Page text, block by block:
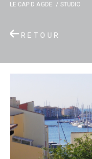
LE CAP D AGDE
STUDIO
RETOUR